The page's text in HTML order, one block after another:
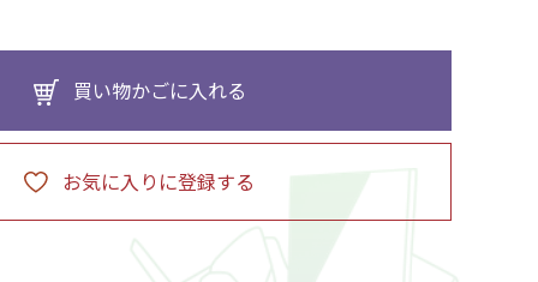
買い物かごに入れる
お気に入りに登録する